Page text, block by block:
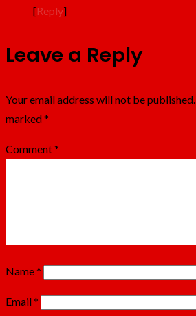
[Reply]
Leave a Reply
Your email address will not be published.
marked*
Comment*
Name*
Email*